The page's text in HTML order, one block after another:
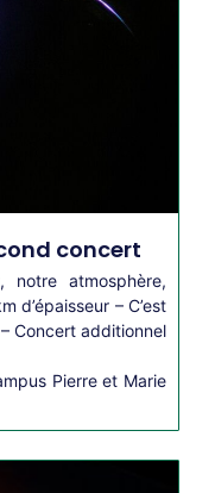
concert
notre atmosphère,
d’épaisseur – C’est
Concert additionnel
Pierre et Marie